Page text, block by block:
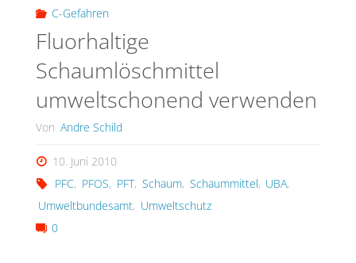
Schäumen"
C-Gefahren
Fluorhaltige
Schaumlöschmittel
umweltschonend verwenden
Von Andre Schild
10. Juni 2010
PFC, PFOS, PFT, Schaum, Schaummittel, UBA,
Umweltbundesamt, Umweltschutz
0